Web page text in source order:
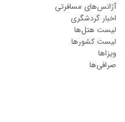
آژانس‌های مسافرتی
اخبار گردشگری
لیست هتل‌ها
لیست کشورها
ویزاها
صرافی‌ها